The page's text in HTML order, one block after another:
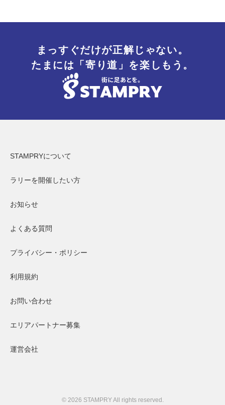
まっすぐだけが正解じゃない。
たまには「寄り道」を楽しもう。
STAMPRYについて
ラリーを開催したい方
お知らせ
よくある質問
プライバシー・ポリシー
利用規約
お問い合わせ
エリアパートナー募集
運営会社
© 2026 STAMPRY All rights reserved.